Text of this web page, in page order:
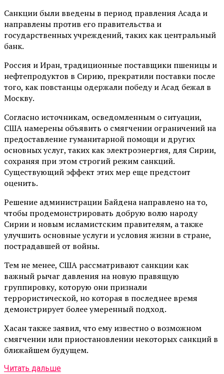
Санкции были введены в период правления Асада и
направлены против его правительства и
государственных учреждений, таких как центральный
банк.
Россия и Иран, традиционные поставщики пшеницы и
нефтепродуктов в Сирию, прекратили поставки после
того, как повстанцы одержали победу и Асад бежал в
Москву.
Согласно источникам, осведомленным о ситуации,
США намерены объявить о смягчении ограничений на
предоставление гуманитарной помощи и других
основных услуг, таких как электроэнергия, для Сирии,
сохраняя при этом строгий режим санкций.
Существующий эффект этих мер еще предстоит
оценить.
Решение администрации Байдена направлено на то,
чтобы продемонстрировать добрую волю народу
Сирии и новым исламистским правителям, а также
улучшить основные услуги и условия жизни в стране,
пострадавшей от войны.
Тем не менее, США рассматривают санкции как
важный рычаг давления на новую правящую
группировку, которую они признали
террористической, но которая в последнее время
демонстрирует более умеренный подход.
Хасан также заявил, что ему известно о возможном
смягчении или приостановлении некоторых санкций в
ближайшем будущем.
Читать дальше